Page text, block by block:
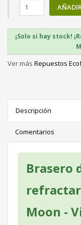
¡Solo si hay stock!
Ver más Repuestos
Descripción
Comentarios
Brasero
Moon -